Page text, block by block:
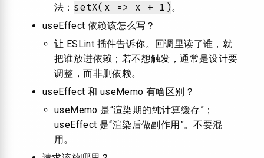
法： setX(x => x + 1) 。
useEffect 依赖该怎么写？
让 ESLint 插件告诉你。回调里读了谁，就
把谁放进依赖；若不想触发，通常是设计要
调整，而非删依赖。
useEffect 和 useMemo 有啥区别？
useMemo 是“渲染期的纯计算缓存”；
useEffect 是“渲染后做副作用”。不要混
用。